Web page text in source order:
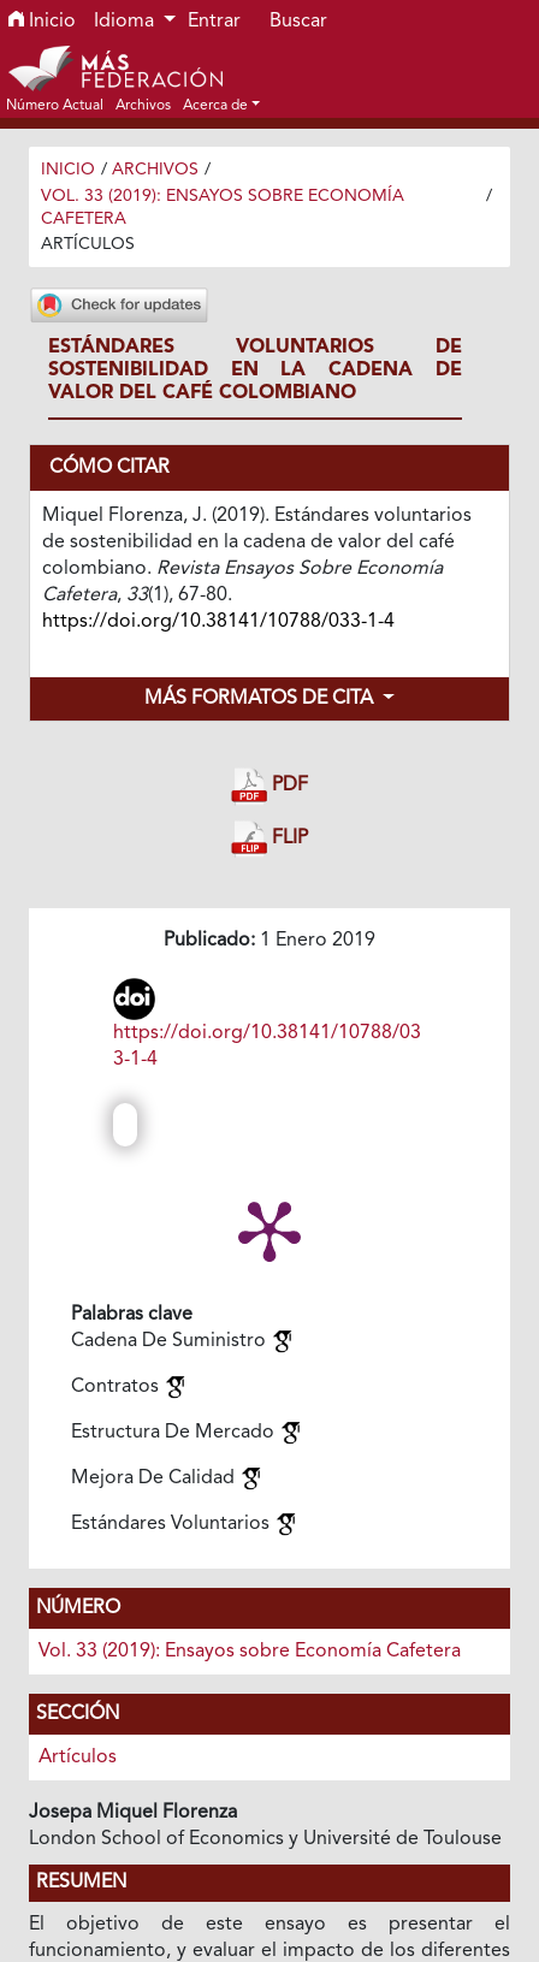
Ir al menú de navegación principal
Ir al contenido principal
Ir al pie de página del sitio
Inicio Idioma Entrar Buscar
Número Actual Archivos Acerca de
INICIO / ARCHIVOS /
VOL. 33 (2019): ENSAYOS SOBRE ECONOMÍA
CAFETERA
/
ARTÍCULOS
ESTÁNDARES VOLUNTARIOS DE
SOSTENIBILIDAD EN LA CADENA DE
VALOR DEL CAFÉ COLOMBIANO
CÓMO CITAR
Miquel Florenza, J. (2019). Estándares voluntarios
de sostenibilidad en la cadena de valor del café
colombiano. Revista Ensayos Sobre Economía
Cafetera, 33(1), 67-80.
https://doi.org/10.38141/10788/033-1-4
MÁS FORMATOS DE CITA
PDF
FLIP
Publicado: 1 Enero 2019
https://doi.org/10.38141/10788/03
3-1-4
Palabras clave
Cadena De Suministro
Contratos
Estructura De Mercado
Mejora De Calidad
Estándares Voluntarios
NÚMERO
Vol. 33 (2019): Ensayos sobre Economía Cafetera
SECCIÓN
Artículos
Josepa Miquel Florenza
London School of Economics y Université de Toulouse
RESUMEN
El objetivo de este ensayo es presentar el
funcionamiento, y evaluar el impacto de los diferentes